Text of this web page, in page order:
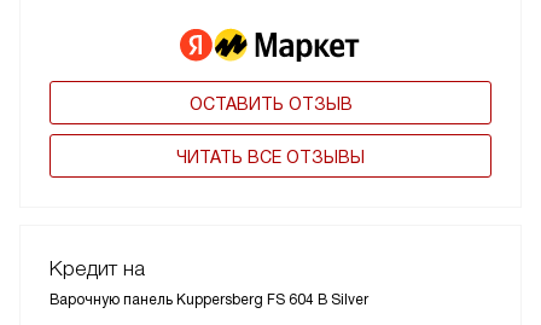
ОСТАВИТЬ ОТЗЫВ
ЧИТАТЬ ВСЕ ОТЗЫВЫ
Кредит на
Варочную панель Kuppersberg FS 604 B Silver